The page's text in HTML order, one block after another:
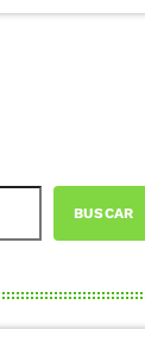
BUSCAR